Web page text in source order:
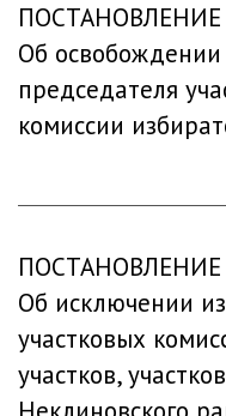
ПОСТАНОВЛЕНИЕ
Об
председателя
комиссии
ПОСТАНОВЛЕНИЕ
Об исключении
участковых
участков,